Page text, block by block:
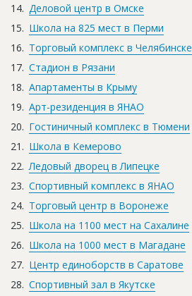
Деловой центр в Омске
Школа на 825 мест в Перми
Торговый комплекс в Челябинске
Стадион в Рязани
Апартаменты в Крыму
Арт-резиденция в ЯНАО
Гостиничный комплекс в Тюмени
Школа в Кемерово
Ледовый дворец в Липецке
Спортивный комплекс в ЯНАО
Торговый центр в Воронеже
Школа на 1100 мест на Сахалине
Школа на 1000 мест в Магадане
Центр единоборств в Саратове
Спортивный зал в Якутске